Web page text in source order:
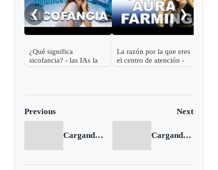
❮
¿Qué significa
sicofancia? - las IAs la
La razón por la que eres
el centro de atención -
❯
Previous Next
Cargando anterior... Cargando siguiente...